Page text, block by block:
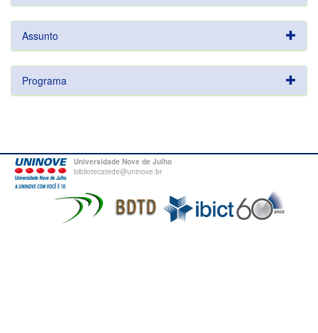
Assunto
Programa
Universidade Nove de Julho
bibliotecatede@uninove.br